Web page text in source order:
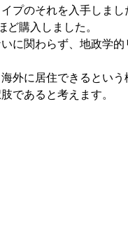
プのそれを入手しまし
ど購入しました。
に関わらず、地政学的
外に居住できるという
であると考えます。